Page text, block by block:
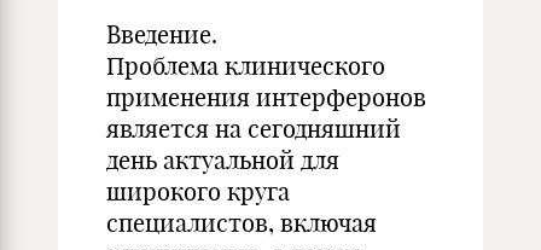
Введение.
Проблема клинического
применения интерферонов
является на сегодняшний
день актуальной для
широкого круга
специалистов, включая